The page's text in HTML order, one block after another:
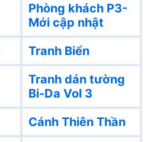
Phòng khách P3-
Mới cập nhật
Tranh Biển
Tranh dán tường
Bi-Da Vol 3
Cánh Thiên Thần